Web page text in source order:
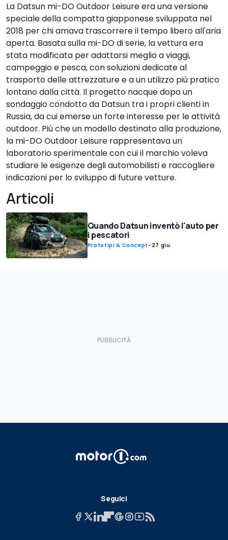
La Datsun mi-DO Outdoor Leisure era una versione
speciale della compatta giapponese sviluppata nel
2018 per chi amava trascorrere il tempo libero all'aria
aperta. Basata sulla mi-DO di serie, la vettura era
stata modificata per adattarsi meglio a viaggi,
campeggio e pesca, con soluzioni dedicate al
trasporto delle attrezzature e a un utilizzo più pratico
lontano dalla città. Il progetto nacque dopo un
sondaggio condotto da Datsun tra i propri clienti in
Russia, da cui emerse un forte interesse per le attività
outdoor. Più che un modello destinato alla produzione,
la mi-DO Outdoor Leisure rappresentava un
laboratorio sperimentale con cui il marchio voleva
studiare le esigenze degli automobilisti e raccogliere
indicazioni per lo sviluppo di future vetture.
Articoli
Quando Datsun inventò l'auto per
i pescatori
Prototipi & Concept - 27 giu
Seguici